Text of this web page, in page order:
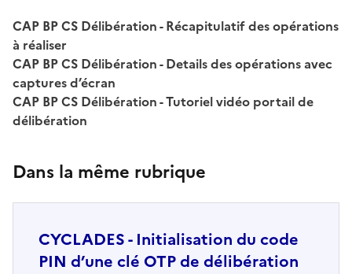
CAP BP CS Délibération - Récapitulatif des opérations
à réaliser
CAP BP CS Délibération - Details des opérations avec
captures d’écran
CAP BP CS Délibération - Tutoriel vidéo portail de
délibération
Dans la même rubrique
CYCLADES - Initialisation du code
PIN d’une clé OTP de délibération